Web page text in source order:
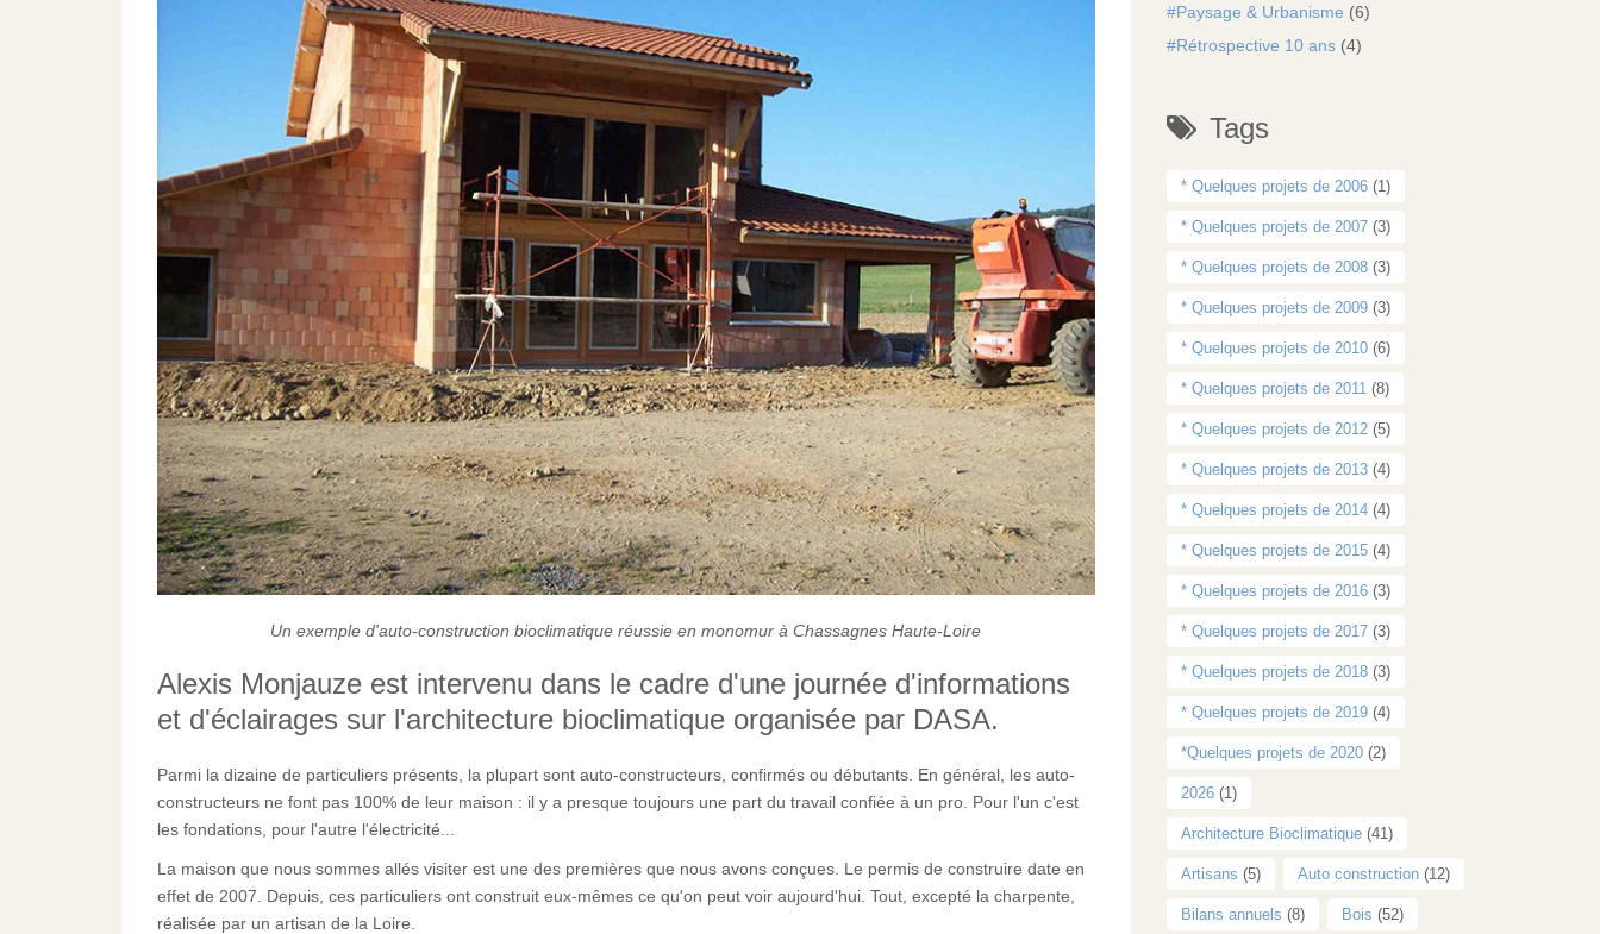
Un exemple d'auto-construction bioclimatique réussie en monomur à Chassagnes Haute-Loire
Alexis Monjauze est intervenu dans le cadre d'une journée d'informations
et d'éclairages sur l'architecture bioclimatique organisée par DASA.
Parmi la dizaine de particuliers présents, la plupart sont auto-constructeurs, confirmés ou débutants. En général, les auto-
constructeurs ne font pas 100% de leur maison : il y a presque toujours une part du travail confiée à un pro. Pour l'un c'est
les fondations, pour l'autre l'électricité...
La maison que nous sommes allés visiter est une des premières que nous avons conçues. Le permis de construire date en
effet de 2007. Depuis, ces particuliers ont construit eux-mêmes ce qu'on peut voir aujourd'hui. Tout, excepté la charpente,
réalisée par un artisan de la Loire.
Paysage & Urbanisme (6)
Rétrospective 10 ans(4)
Tags
* Quelques projets de 2006(1)
* Quelques projets de 2007(3)
* Quelques projets de 2008(3)
* Quelques projets de 2009(3)
* Quelques projets de 2010(6)
* Quelques projets de 2011(8)
* Quelques projets de 2012(5)
* Quelques projets de 2013(4)
* Quelques projets de 2014(4)
* Quelques projets de 2015(4)
* Quelques projets de 2016(3)
* Quelques projets de 2017(3)
* Quelques projets de 2018(3)
* Quelques projets de 2019(4)
*Quelques projets de 2020(2)
2026(1)
Architecture Bioclimatique(41)
Artisans (5) Auto construction(12)
Bilans annuels (8) Bois (52)